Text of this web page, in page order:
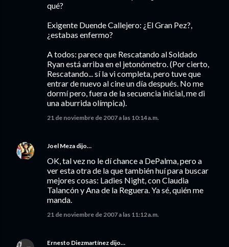
qué?
Exigente Duende Callejero: ¿El Gran Pez?,
¿estabas enfermo?
A todos: parece que Rescatando al Soldado
Ryan está arriba en el jetonómetro. (Por cierto,
Rescatando... sí la vi completa, pero tuve que
entrar de nuevo al cine un día después. No me
dormí pero, fuera de la secuencia inicial, me di
una aburrida olímpica).
21 de noviembre de 2007 a las 10:14 a.m.
Joel Meza dijo…
OK, tal vez no le dí chance a DePalma, pero a
ver esta otra de la que también huí para buscar
mejores cosas: Ladies Night, con Claudia
Talancón y Ana de la Reguera. Ya sé, quién me
manda.
21 de noviembre de 2007 a las 11:12 a.m.
Ernesto Diezmartínez dijo…